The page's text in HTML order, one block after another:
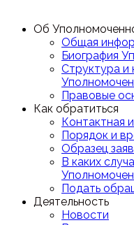
Об
Общая
Биография
Структура и
Правовые
Как обратиться
Контактная
Порядок и
Образец
В каких
Подать
Деятельность
Новости